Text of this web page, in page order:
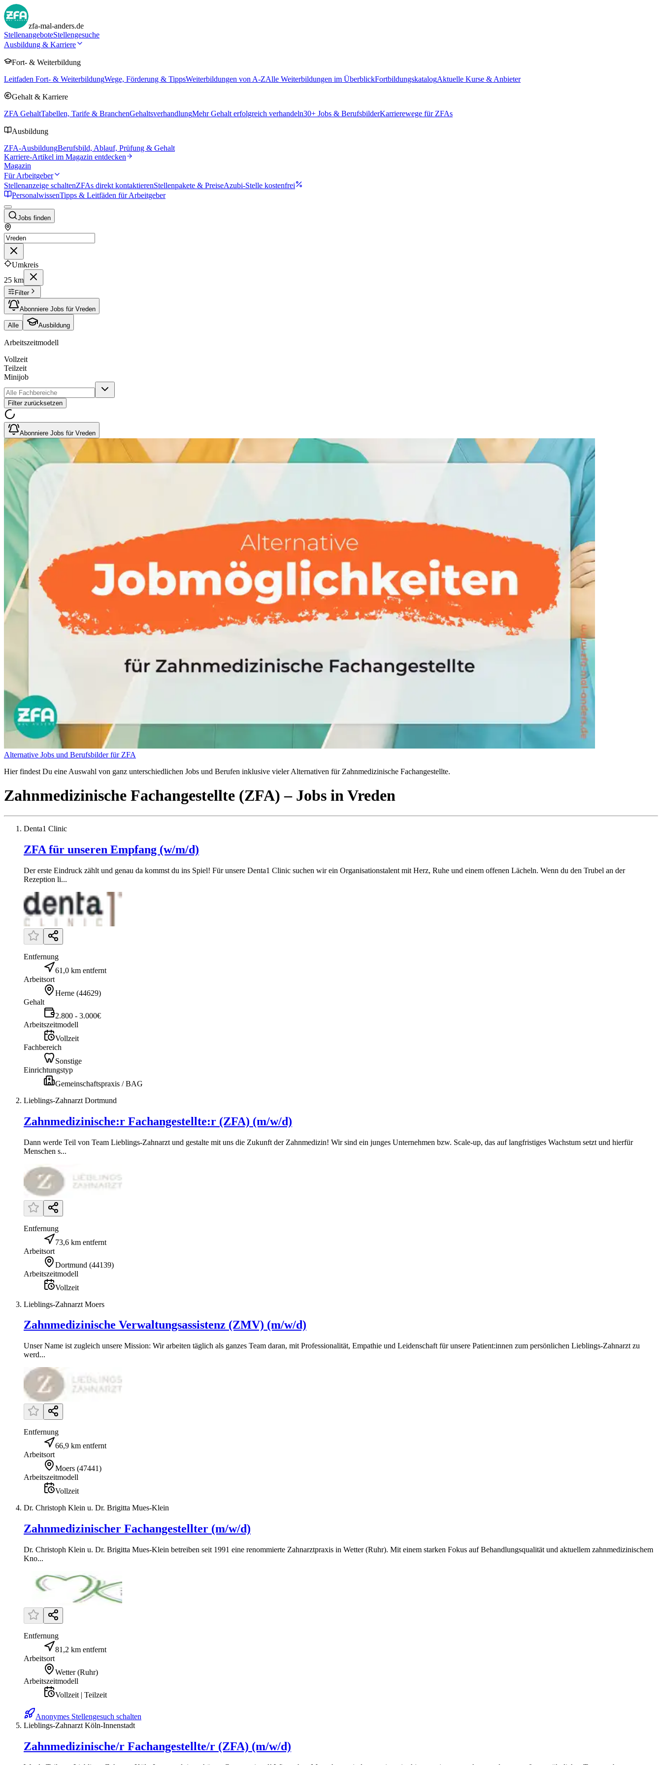
zfa-mal-anders.de
StellenangeboteStellengesuche
Ausbildung & Karriere
Fort- & Weiterbildung
Leitfaden Fort- & WeiterbildungWege, Förderung & TippsWeiterbildungen von A-ZAlle Weiterbildungen im ÜberblickFortbildungskatalogAktuelle Kurse & Anbieter
Gehalt & Karriere
ZFA GehaltTabellen, Tarife & BranchenGehaltsverhandlungMehr Gehalt erfolgreich verhandeln30+ Jobs & BerufsbilderKarrierewege für ZFAs
Ausbildung
ZFA-AusbildungBerufsbild, Ablauf, Prüfung & Gehalt
Karriere-Artikel im Magazin entdecken
Magazin
Für Arbeitgeber
Stellenanzeige schaltenZFAs direkt kontaktierenStellenpakete & PreiseAzubi-Stelle kostenfrei
PersonalwissenTipps & Leitfäden für Arbeitgeber
Jobs finden
Umkreis
25 km
Filter
Abonniere Jobs für Vreden
Alle Ausbildung
Arbeitszeitmodell
Vollzeit
Teilzeit
Minijob
Filter zurücksetzen
Abonniere Jobs für Vreden
Alternative Jobs und Berufsbilder für ZFA
Hier findest Du eine Auswahl von ganz unterschiedlichen Jobs und Berufen inklusive vieler Alternativen für Zahnmedizinische Fachangestellte.
Zahnmedizinische Fachangestellte (ZFA) – Jobs inVreden
Denta1 Clinic
ZFA für unseren Empfang (w/m/d)
Der erste Eindruck zählt und genau da kommst du ins Spiel! Für unsere Denta1 Clinic suchen wir ein Organisationstalent mit Herz, Ruhe und einem offenen Lächeln. Wenn du den Trubel an der
Rezeption li...
Entfernung
61,0 km entfernt
Arbeitsort
Herne (44629)
Gehalt
2.800 - 3.000€
Arbeitszeitmodell
Vollzeit
Fachbereich
Sonstige
Einrichtungstyp
Gemeinschaftspraxis / BAG
Lieblings-Zahnarzt Dortmund
Zahnmedizinische:r Fachangestellte:r (ZFA) (m/w/d)
Dann werde Teil von Team Lieblings-Zahnarzt und gestalte mit uns die Zukunft der Zahnmedizin! Wir sind ein junges Unternehmen bzw. Scale-up, das auf langfristiges Wachstum setzt und hierfür
Menschen s...
Entfernung
73,6 km entfernt
Arbeitsort
Dortmund (44139)
Arbeitszeitmodell
Vollzeit
Lieblings-Zahnarzt Moers
Zahnmedizinische Verwaltungsassistenz (ZMV) (m/w/d)
Unser Name ist zugleich unsere Mission: Wir arbeiten täglich als ganzes Team daran, mit Professionalität, Empathie und Leidenschaft für unsere Patient:innen zum persönlichen Lieblings-Zahnarzt zu
werd...
Entfernung
66,9 km entfernt
Arbeitsort
Moers (47441)
Arbeitszeitmodell
Vollzeit
Dr. Christoph Klein u. Dr. Brigitta Mues-Klein
Zahnmedizinischer Fachangestellter (m/w/d)
Dr. Christoph Klein u. Dr. Brigitta Mues-Klein betreiben seit 1991 eine renommierte Zahnarztpraxis in Wetter (Ruhr). Mit einem starken Fokus auf Behandlungsqualität und aktuellem zahnmedizinischem
Kno...
Entfernung
81,2 km entfernt
Arbeitsort
Wetter (Ruhr)
Arbeitszeitmodell
Vollzeit | Teilzeit
Anonymes Stellengesuch schalten
Lieblings-Zahnarzt Köln-Innenstadt
Zahnmedizinische/r Fachangestellte/r (ZFA) (m/w/d)